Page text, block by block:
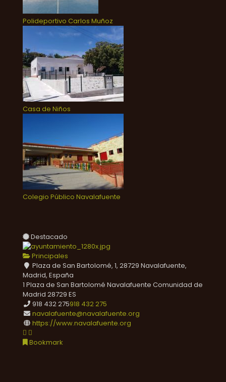
Polideportivo Carlos Muñoz
Casa de Niños
Colegio Público Navalafuente
Destacado
Principales
Plaza de San Bartolomé, 1, 28729 Navalafuente,
Madrid, España
1 Plaza de San Bartolomé Navalafuente Comunidad de
Madrid 28729 ES
918 432 275918 432 275
navalafuente@navalafuente.org
https://www.navalafuente.org
Bookmark